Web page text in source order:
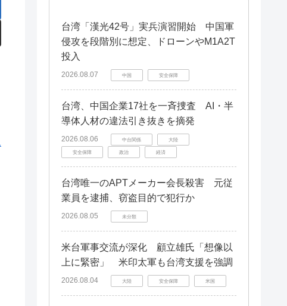
台湾「漢光42号」実兵演習開始 中国軍
侵攻を段階別に想定、ドローンやM1A2T
投入
2026.08.07 中国 安全保障
台湾、中国企業17社を一斉捜査 AI・半
導体人材の違法引き抜きを摘発
2026.08.06 中台関係 大陸
安全保障 政治 経済
台湾唯一のAPTメーカー会長殺害 元従
業員を逮捕、窃盗目的で犯行か
2026.08.05 未分類
米台軍事交流が深化 顧立雄氏「想像以
上に緊密」 米印太軍も台湾支援を強調
2026.08.04 大陸 安全保障 米国